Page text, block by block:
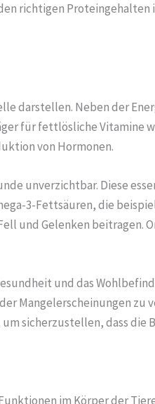
richtigen
darstellen. Neben der
für fettlösliche Vitamine
von Hormonen.
unverzichtbar. Diese
3-Fettsäuren, die
und Gelenken beitragen.
und das
Mangelerscheinungen zu
sicherzustellen, dass die
im Körper der